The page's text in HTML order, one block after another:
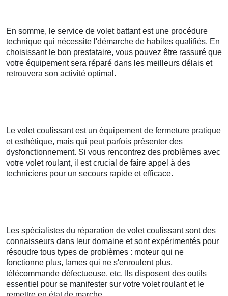
En somme, le service de volet battant est une procédure
technique qui nécessite l'démarche de habiles qualifiés. En
choisissant le bon prestataire, vous pouvez être rassuré que
votre équipement sera réparé dans les meilleurs délais et
retrouvera son activité optimal.
Le volet coulissant est un équipement de fermeture pratique
et esthétique, mais qui peut parfois présenter des
dysfonctionnement. Si vous rencontrez des problèmes avec
votre volet roulant, il est crucial de faire appel à des
techniciens pour un secours rapide et efficace.
Les spécialistes du réparation de volet coulissant sont des
connaisseurs dans leur domaine et sont expérimentés pour
résoudre tous types de problèmes : moteur qui ne
fonctionne plus, lames qui ne s'enroulent plus,
télécommande défectueuse, etc. Ils disposent des outils
essentiel pour se manifester sur votre volet roulant et le